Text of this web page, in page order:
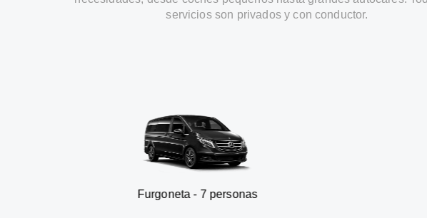
servicios son privados y con conductor.
Furgoneta - 7 personas SUV -